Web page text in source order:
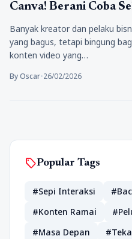
Canva! Berani Coba
Banyak kreator dan pelaku
yang bagus, tetapi bingung
konten video yang…
By Oscar•26/02/2026
sellPopular Tags
#Sepi Interaksi
#Konten Ramai
#Masa Depan